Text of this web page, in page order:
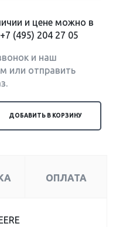
и цене можно в
+7 (495) 204 27 05
и наш
или отправить
ДОБАВИТЬ В КОРЗИНУ
ОПЛАТА